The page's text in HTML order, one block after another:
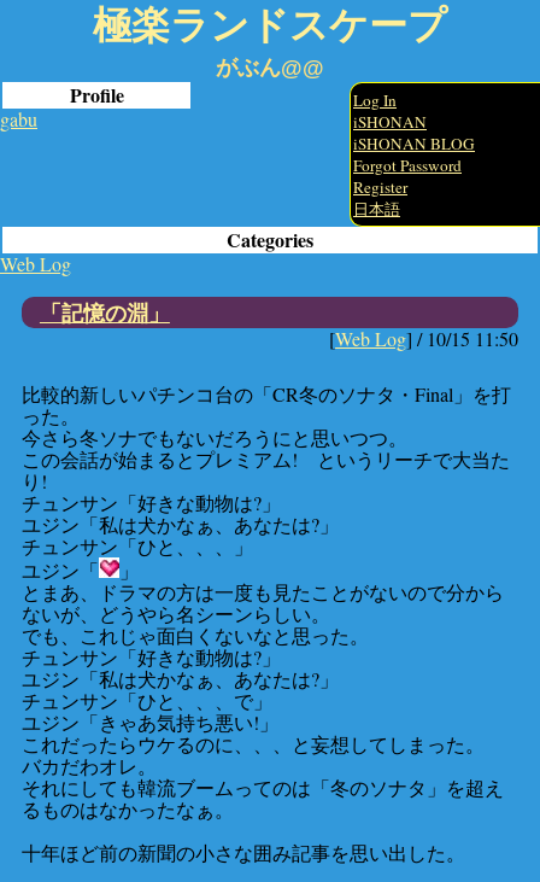
極楽ランドスケープ
がぶん@@
Profile
gabu
Log In
iSHONAN
iSHONAN BLOG
Forgot Password
Register
日本語
Categories
Web Log
「記憶の淵」
[Web Log] / 10/15 11:50
比較的新しいパチンコ台の「CR冬のソナタ・Final」を打
った。
今さら冬ソナでもないだろうにと思いつつ。
この会話が始まるとプレミアム! というリーチで大当た
り!
チュンサン「好きな動物は?」
ユジン「私は犬かなぁ、あなたは?」
チュンサン「ひと、、、」
ユジン「
」
とまあ、ドラマの方は一度も見たことがないので分から
ないが、どうやら名シーンらしい。
でも、これじゃ面白くないなと思った。
チュンサン「好きな動物は?」
ユジン「私は犬かなぁ、あなたは?」
チュンサン「ひと、、、で」
ユジン「きゃあ気持ち悪い!」
これだったらウケるのに、、、と妄想してしまった。
バカだわオレ。
それにしても韓流ブームってのは「冬のソナタ」を超え
るものはなかったなぁ。
十年ほど前の新聞の小さな囲み記事を思い出した。